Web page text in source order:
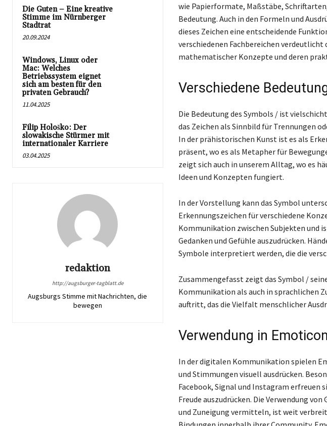
Die Guten – Eine kreative
Stimme im Nürnberger
Stadtrat
20.09.2024
Windows, Linux oder
Mac: Welches
Betriebssystem eignet
sich am besten für den
privaten Gebrauch?
11.04.2025
Filip Hološko: Der
slowakische Stürmer mit
internationaler Karriere
03.04.2025
redaktion
http://augsburger-tagblatt.de
Augsburgs Stimme mit Nachrichten, die
bewegen
wie Papierformate, Maßstäbe,
Bedeutung. Auch in den Formeln und
dieses Zeichen eine entscheidende
verschiedenen Fachbereichen
mathematischer Konzepte und deren
Verschiedene
Die Bedeutung des Symbols / ist
das Zeichen als Sinnbild für Trennungen
In der prähistorischen Kunst ist es als
präsent, wo es als Metapher für
zeigt sich auch in unserem Alltag, wo es
Ideen und Konzepten fungiert.
In der Vorstellung kann das Symbol
Erkennungszeichen für verschiedene
Kommunikation zwischen Subjekten und
Gedanken und Gefühle auszudrücken.
Symbole interpretiert werden, die die
Zusammengefasst zeigt das Symbol /
Kommunikation als auch in sprachlichen
auftritt, das die Vielfalt menschlicher
Verwendung in
In der digitalen Kommunikation spielen
und Stimmungen visuell ausdrücken.
Facebook, Signal und Instagram erfreuen
Freude auszudrücken. Die Verwendung
und Zuneigung vermitteln, ist weit